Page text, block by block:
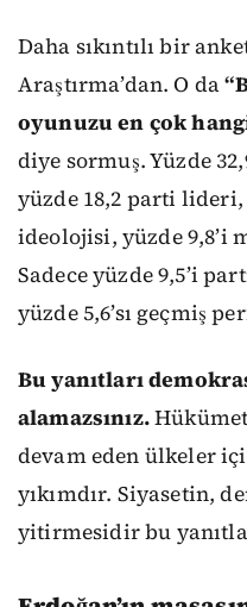
Daha sıkıntılı bir
Araştırma’dan. O da
oyunuzu en çok
diye sormuş. Yüzde
yüzde 18,2 parti lideri,
ideolojisi, yüzde 9,8’i
Sadece yüzde 9,5’i
yüzde 5,6’sı geçmiş
Bu yanıtları
alamazsınız.
devam eden ülkeler
yıkımdır. Siyasetin,
yitirmesidir bu